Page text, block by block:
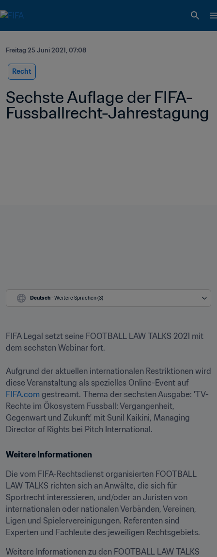
Freitag 25 Juni 2021, 07:08
Recht
Sechste Auflage der FIFA-
Fussballrecht-Jahrestagung
Deutsch - Weitere Sprachen (3)
FIFA Legal setzt seine FOOTBALL LAW TALKS 2021 mit
dem sechsten Webinar fort.
Aufgrund der aktuellen internationalen Restriktionen wird
diese Veranstaltung als spezielles Online-Event auf
FIFA.com gestreamt. Thema der sechsten Ausgabe: 'TV-
Rechte im Ökosystem Fussball: Vergangenheit,
Gegenwart und Zukunft' mit Sunil Kaikini, Managing
Director of Rights bei Pitch International.
Weitere Informationen
Die vom FIFA-Rechtsdienst organisierten FOOTBALL
LAW TALKS richten sich an Anwälte, die sich für
Sportrecht interessieren, und/oder an Juristen von
internationalen oder nationalen Verbänden, Vereinen,
Ligen und Spielervereinigungen. Referenten sind
Experten und Fachleute des jeweiligen Rechtsgebiets.
Weitere Informationen zu den FOOTBALL LAW TALKS